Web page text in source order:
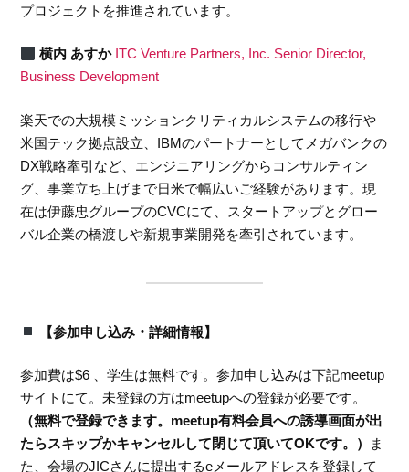
プロジェクトを推進されています。
横内 あすか ITC Venture Partners, Inc. Senior Director,
Business Development
楽天での大規模ミッションクリティカルシステムの移行や
米国テック拠点設立、IBMのパートナーとしてメガバンクの
DX戦略牽引など、エンジニアリングからコンサルティン
グ、事業立ち上げまで日米で幅広いご経験があります。現
在は伊藤忠グループのCVCにて、スタートアップとグロー
バル企業の橋渡しや新規事業開発を牽引されています。
【参加申し込み・詳細情報】
参加費は$6 、学生は無料です。参加申し込みは下記meetup
サイトにて。未登録の方はmeetupへの登録が必要です。
（無料で登録できます。meetup有料会員への誘導画面が出
たらスキップかキャンセルして閉じて頂いてOKです。）
ま
た、会場のJICさんに提出するeメールアドレスを登録して